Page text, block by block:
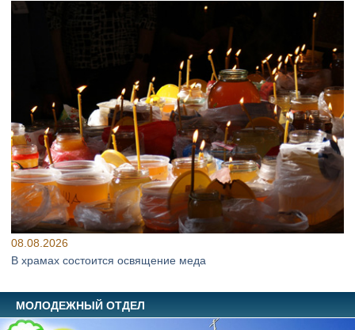
08.08.2026
В храмах состоится освящение меда
МОЛОДЕЖНЫЙ ОТДЕЛ